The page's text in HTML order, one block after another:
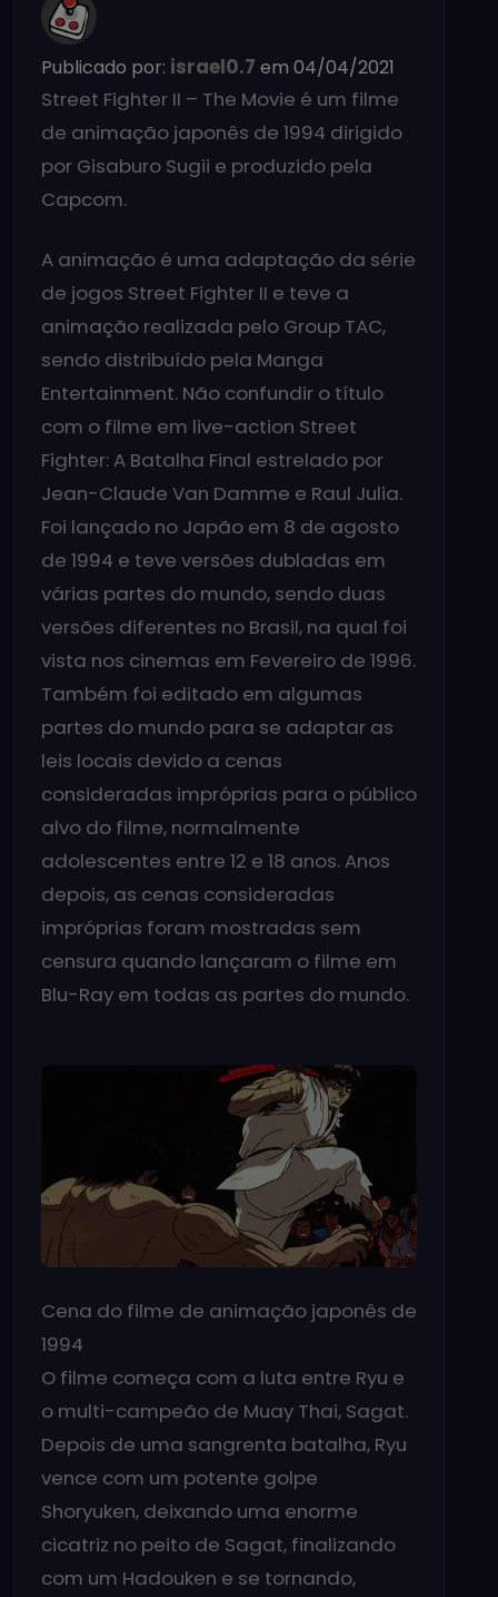
Publicado por: israel0.7 em 04/04/2021
Street Fighter II – The Movie é um filme
de animação japonês de 1994 dirigido
por Gisaburo Sugii e produzido pela
Capcom.
A animação é uma adaptação da série
de jogos Street Fighter II e teve a
animação realizada pelo Group TAC,
sendo distribuído pela Manga
Entertainment. Não confundir o título
com o filme em live-action Street
Fighter: A Batalha Final estrelado por
Jean-Claude Van Damme e Raul Julia.
Foi lançado no Japão em 8 de agosto
de 1994 e teve versões dubladas em
várias partes do mundo, sendo duas
versões diferentes no Brasil, na qual foi
vista nos cinemas em Fevereiro de 1996.
Também foi editado em algumas
partes do mundo para se adaptar as
leis locais devido a cenas
consideradas impróprias para o público
alvo do filme, normalmente
adolescentes entre 12 e 18 anos. Anos
depois, as cenas consideradas
impróprias foram mostradas sem
censura quando lançaram o filme em
Blu-Ray em todas as partes do mundo.
Cena do filme de animação japonês de
1994
O filme começa com a luta entre Ryu e
o multi-campeão de Muay Thai, Sagat.
Depois de uma sangrenta batalha, Ryu
vence com um potente golpe
Shoryuken, deixando uma enorme
cicatriz no peito de Sagat, finalizando
com um Hadouken e se tornando,